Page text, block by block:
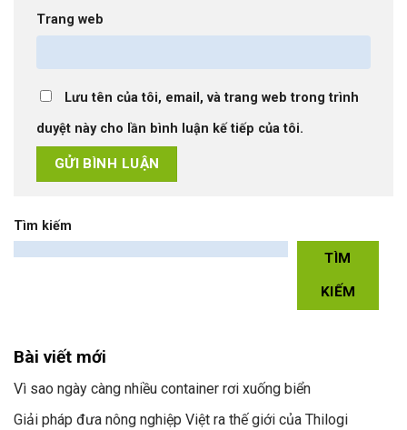
Trang web
Lưu tên của tôi, email, và trang web trong trình
duyệt này cho lần bình luận kế tiếp của tôi.
Tìm kiếm
TÌM
KIẾM
Bài viết mới
Vì sao ngày càng nhiều container rơi xuống biển
Giải pháp đưa nông nghiệp Việt ra thế giới của Thilogi